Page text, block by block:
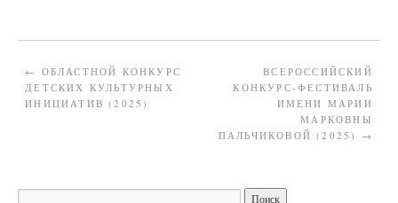
← ОБЛАСТНОЙ КОНКУРС
ДЕТСКИХ КУЛЬТУРНЫХ
ИНИЦИАТИВ (2025)
ВСЕРОССИЙСКИЙ
КОНКУРС-ФЕСТИВАЛЬ
ИМЕНИ МАРИИ
МАРКОВНЫ
ПАЛЬЧИКОВОЙ (2025) →